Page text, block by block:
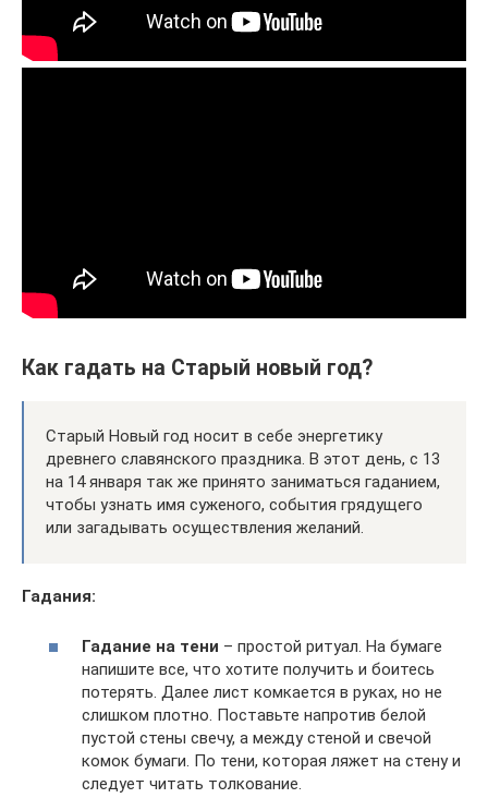
Как гадать на Старый новый год?
Старый Новый год носит в себе энергетику
древнего славянского праздника. В этот день, с 13
на 14 января так же принято заниматься гаданием,
чтобы узнать имя суженого, события грядущего
или загадывать осуществления желаний.
Гадания:
Гадание на тени – простой ритуал. На бумаге
напишите все, что хотите получить и боитесь
потерять. Далее лист комкается в руках, но не
слишком плотно. Поставьте напротив белой
пустой стены свечу, а между стеной и свечой
комок бумаги. По тени, которая ляжет на стену и
следует читать толкование.